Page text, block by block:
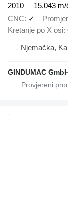
2010
15.043 m/
CNC
✓
Kretanje po X osi
Njemačka,
GINDUMAC